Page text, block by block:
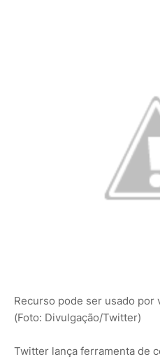
Recurso pode ser usado por
(Foto: Divulgação/Twitter)
Twitter lança ferramenta de